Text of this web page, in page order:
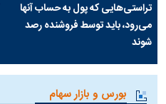
تراستی‌هایی که پول به حساب آنها
می‌رود، باید توسط فروشنده رصد
شوند
بورس و بازار سهام